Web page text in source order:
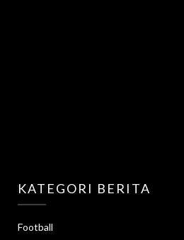
KATEGORI BERITA
Football